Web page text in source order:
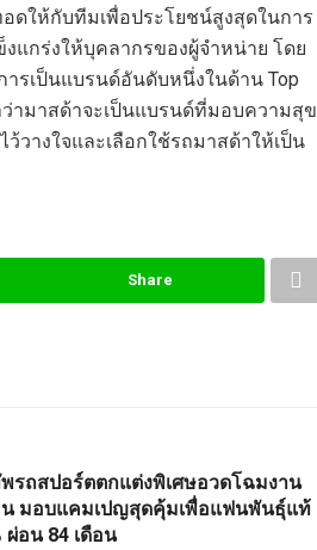
อดให้กับทีมเพื่อประโยชน์สูงสุดในการ
แกร่งให้บุคลากรของผู้จำหน่าย โดย
ารเป็นแบรนด์อันดับหนึ่งในด้าน Top
มาสด้าจะเป็นแบรนด์ที่มอบความสุข
างใจและเลือกใช้รถมาสด้าให้เป็น
Share
รถสปอร์ตตกแต่งพิเศษอวดโฉมงาน
มอบแคมเปญสุดคุ้มเพื่อแฟนพันธุ์แท้
ผ่อน 84 เดือน